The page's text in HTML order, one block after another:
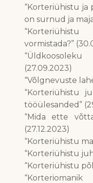
“Korteriühistu ja
on surnud ja
vormistada?”
(27.09.2023)
“Võlgnevuste
“Korteriühistu
tööülesanded”
“Mida ette
(27.12.2023)
“Korteriühistu
“Korteriühistu
“Korteriühistu